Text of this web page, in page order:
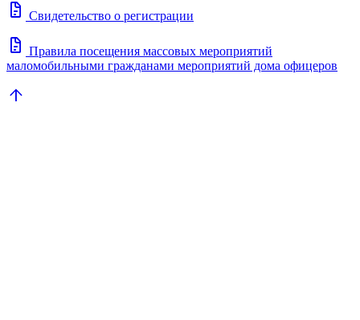
docs Свидетельство о регистрации
docs Правила посещения массовых мероприятий
маломобильными гражданами мероприятий дома офицеров
arrow_upward